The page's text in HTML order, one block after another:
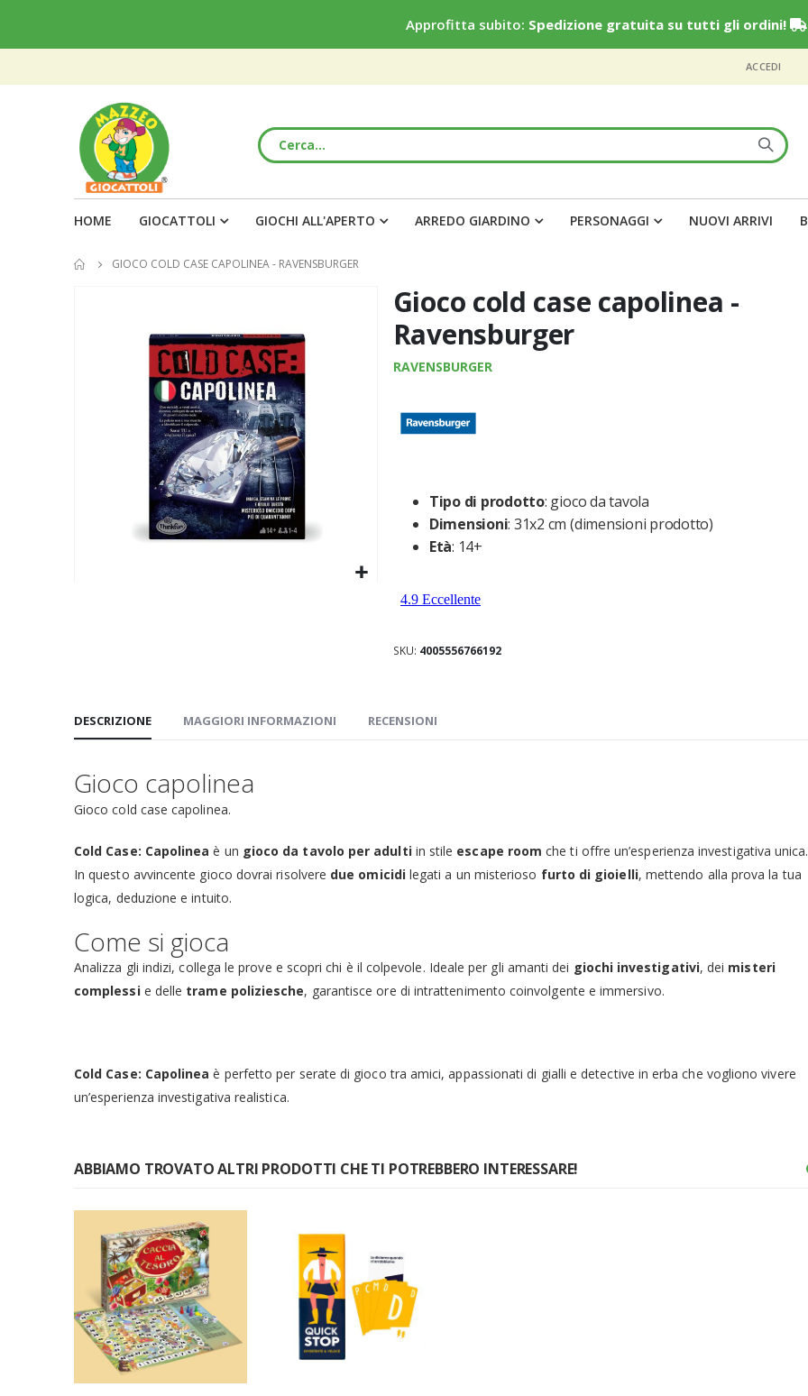
Approfitta subito: Spedizione gratuita su tutti gli ordini!
ACCEDI
HOME GIOCATTOLI GIOCHI ALL'APERTO ARREDO GIARDINO PERSONAGGI NUOVI ARRIVI
GIOCO COLD CASE CAPOLINEA - RAVENSBURGER
Gioco cold case capolinea -
Ravensburger
RAVENSBURGER
Tipo di prodotto: gioco da tavola
Dimensioni: 31x2 cm (dimensioni prodotto)
Età: 14+
SKU 4005556766192
DESCRIZIONE
Gioco capolinea
Gioco cold case capolinea.
Cold Case: Capolinea è un gioco da tavolo per adultiin stile escape room che ti offre un’esperienza investigativa unica.
In questo avvincente gioco dovrai risolvere due omicidilegati a un misterioso furto di gioielli, mettendo alla prova la tua
logica, deduzione e intuito.
Come si gioca
Analizza gli indizi, collega le prove e scopri chi è il colpevole. Ideale per gli amanti dei giochi investigativi, dei misteri
complessie delle trame poliziesche, garantisce ore di intrattenimento coinvolgente e immersivo.
Cold Case: Capolinea è perfetto per serate di gioco tra amici, appassionati di gialli e detective in erba che vogliono vivere
un’esperienza investigativa realistica.
MAGGIORI INFORMAZIONI RECENSIONI
ABBIAMO TROVATO ALTRI PRODOTTI CHE TI POTREBBERO INTERESSARE!